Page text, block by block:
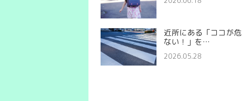
近所にある「ココが危
ない！」を…
2026.05.28